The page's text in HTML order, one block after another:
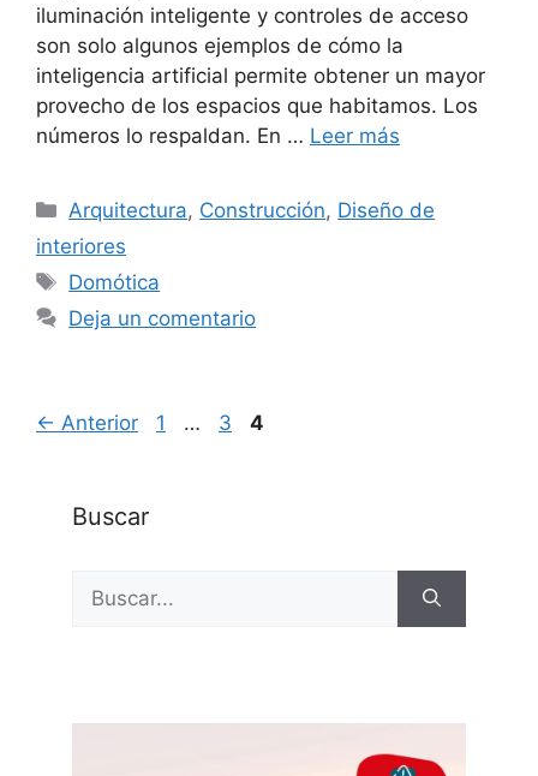
iluminación inteligente y controles de acceso
son solo algunos ejemplos de cómo la
inteligencia artificial permite obtener un mayor
provecho de los espacios que habitamos. Los
números lo respaldan. En … Leer más
Categorías
Arquitectura, Construcción, Diseño de
interiores
Etiquetas
Domótica
Deja un comentario
← Anterior Página
1 … Página
3 Página
4
Buscar
Buscar: